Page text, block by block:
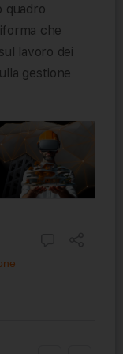
quadro
che
lavoro dei
gestione